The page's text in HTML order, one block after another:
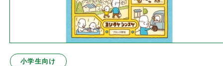
小学生向け